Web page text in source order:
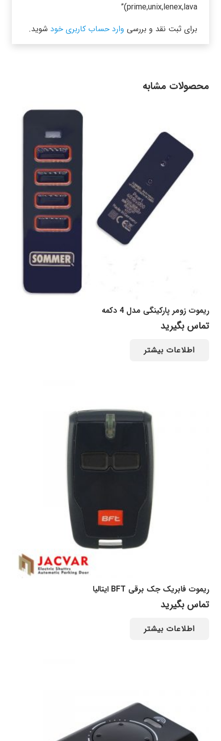
prime,unix,lenex,lava)”
برای ثبت نقد و بررسی وارد حساب کاربری خود شوید.
محصولات مشابه
ریموت زومر پارکینگی مدل 4 دکمه
تماس بگیرید
اطلاعات بیشتر
ریموت فابریک جک برقی BFT ایتالیا
تماس بگیرید
اطلاعات بیشتر